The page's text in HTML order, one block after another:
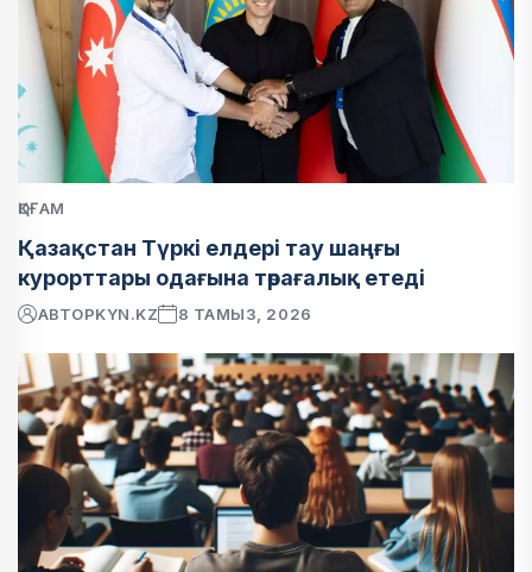
ҚОҒАМ
Қазақстан Түркі елдері тау шаңғы
курорттары одағына төрағалық етеді
АВТОРKYN.KZ 8 ТАМЫЗ, 2026